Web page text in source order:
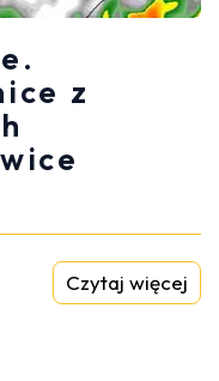
z
Czytaj więcej